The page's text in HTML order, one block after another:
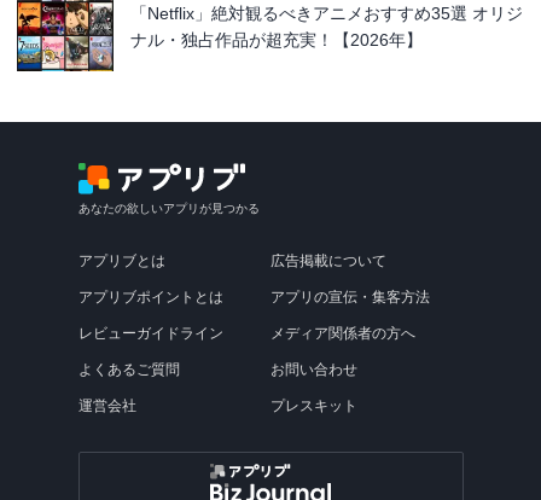
「Netflix」絶対観るべきアニメおすすめ35選 オリジ
ナル・独占作品が超充実！【2026年】
あなたの欲しいアプリが見つかる
アプリブとは
アプリブポイントとは
レビューガイドライン
よくあるご質問
運営会社
広告掲載について
アプリの宣伝・集客方法
メディア関係者の方へ
お問い合わせ
プレスキット